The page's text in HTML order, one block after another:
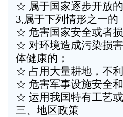
☆ 属于国家逐步开放的
3,属于下列情形之一
☆ 危害国家安全或者
☆ 对环境造成污染损
体健康的；
☆ 占用大量耕地，不
☆ 危害军事设施安全和
☆ 运用我国特有工艺
三、地区政策